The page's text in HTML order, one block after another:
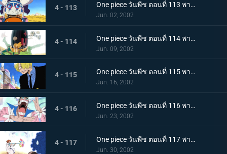
4 - 113 One piece วันพีช ตอนที่ 113 พากย์ไทย อัลบาน่าตกอยู่ในวิกฤต..ศึกนองเลือดของหัวหน้ากาลู
Jun. 02, 2002
4 - 114 One piece วันพีช ตอนที่ 114 พากย์ไทย สาบานต่อความฝันของเพื่อน..ศึกตัดสินที่เนินตัวตุ่นเมืองเบอร์สี่
Jun. 09, 2002
4 - 115 One piece วันพีช ตอนที่ 115 พากย์ไทย สุดยอดการแสดงวันนี้ มอนตาคิวเลียนแบบ
Jun. 16, 2002
4 - 116 One piece วันพีช ตอนที่ 116 พากย์ไทย แปลงร่างเป็นเพื่อน เพลงหมัดกะเทยของบอนเคร
Jun. 23, 2002
4 - 117 One piece วันพีช ตอนที่ 117 พากย์ไทย ระวังลมหมุนของนามิให้ดี..ระเบิดกระบองคุริมะ
Jun. 30, 2002